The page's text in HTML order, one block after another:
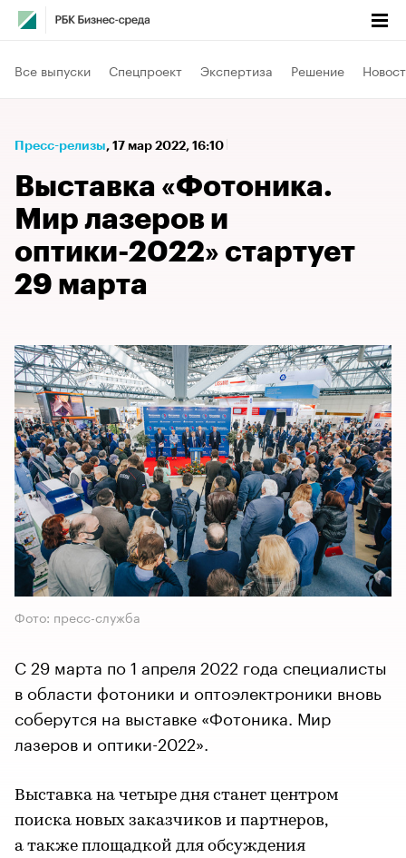
Все выпуски Спецпроект Экспертиза Решение
Пресс-релизы⁠, 17 мар 2022, 16:10
Выставка «Фотоника.
Мир лазеров и
оптики-2022» стартует
29 марта
Фото: пресс-служба
С 29 марта по 1 апреля 2022 года специалисты
в области фотоники и оптоэлектроники вновь
соберутся на выставке «Фотоника. Мир
лазеров и оптики-2022».
Выставка на четыре дня станет центром
поиска новых заказчиков и партнеров,
а также площадкой для обсуждения